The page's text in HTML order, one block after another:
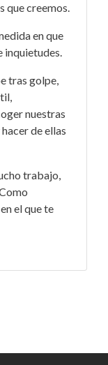
que creemos.
en que
inquietudes.
tras golpe,
nuestras
de ellas
trabajo,
el que te